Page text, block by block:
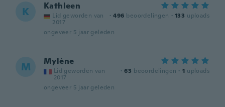
K Kathleen
Lid geworden van
2017
· 496 beoordelingen · 133 uploads
ongeveer 5 jaar geleden
M Mylène
Lid geworden van
2017
· 63 beoordelingen · 1 uploads
ongeveer 5 jaar geleden